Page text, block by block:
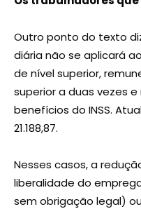
Outro ponto do texto
diária não se aplicará
de nível superior,
superior a duas vezes
benefícios do INSS.
21.188,87.
Nesses casos, a
liberalidade do
sem obrigação legal)